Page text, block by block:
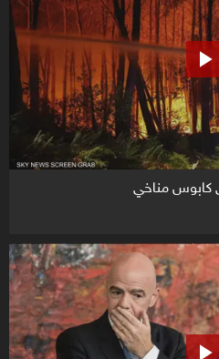
كابوس مناخي